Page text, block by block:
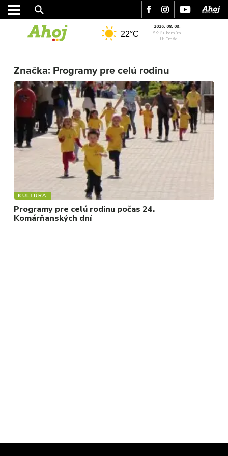
REGIÓN
ŠPORT
KULTÚRA
FOTKY
VIDEO
MIX
22°C
2026. 08. 09.
SK: Ľubomíra
HU: Emőd
Značka: Programy pre celú rodinu
KULTÚRA
Programy pre celú rodinu počas 24.
Komárňanských dní